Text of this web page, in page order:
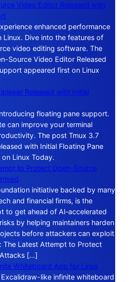
Video Editor Released with
enhanced performance
Dive into the features of
video editing software. The
Source Video Editor Released
appeared first on Linux
Released with Initial
floating pane support.
can improve your terminal
The post Tmux 3.7
with Initial Floating Pane
Linux Today.
to Protect Open-Source
initiative backed by many
and financial firms, is the
to get ahead of AI‑accelerated
by helping maintainers harden
before attackers can exploit
The Latest Attempt to Protect
[…]
Whiteboard App for Linux
Excalidraw-like infinite whiteboard